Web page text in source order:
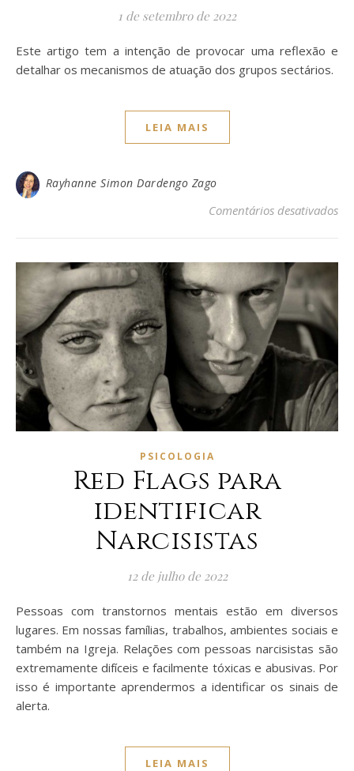
1 de setembro de 2022
Este artigo tem a intenção de provocar uma reflexão e
detalhar os mecanismos de atuação dos grupos sectários.
LEIA MAIS
Rayhanne Simon Dardengo Zago
Comentários desativados
PSICOLOGIA
Red Flags para
identificar
Narcisistas
12 de julho de 2022
Pessoas com transtornos mentais estão em diversos
lugares. Em nossas famílias, trabalhos, ambientes sociais e
também na Igreja. Relações com pessoas narcisistas são
extremamente difíceis e facilmente tóxicas e abusivas. Por
isso é importante aprendermos a identificar os sinais de
alerta.
LEIA MAIS